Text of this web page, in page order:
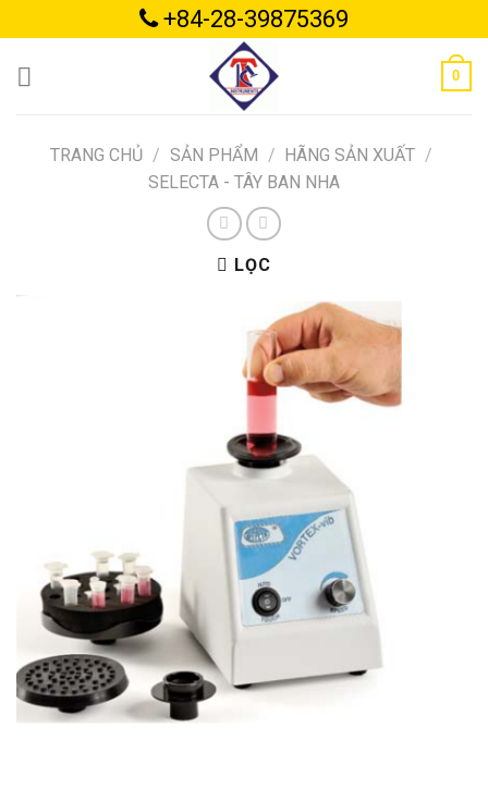
to
content
+84-28-39875369
0
TRANG CHỦ / SẢN PHẨM / HÃNG SẢN XUẤT /
SELECTA - TÂY BAN NHA
LỌC